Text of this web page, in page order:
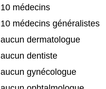
10 médecins
10 médecins généralistes
aucun dermatologue
aucun dentiste
aucun gynécologue